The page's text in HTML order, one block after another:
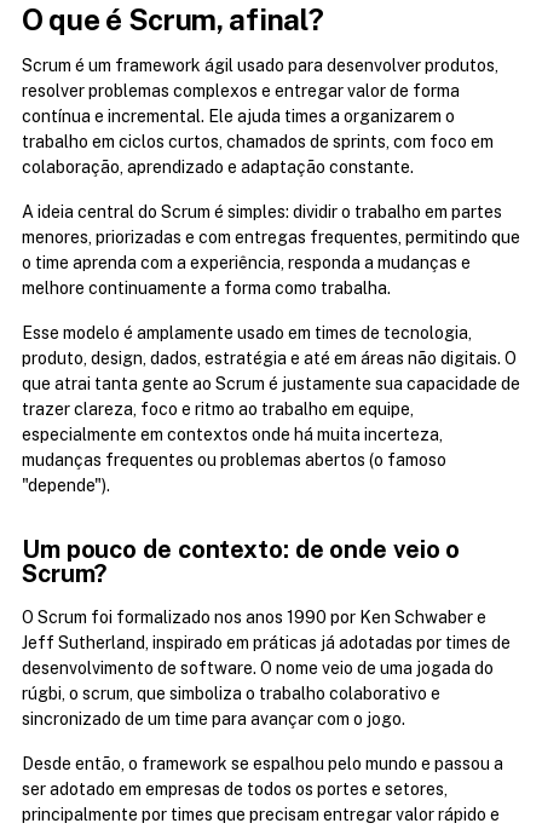
O que é Scrum, afinal?
Scrum é um framework ágil usado para desenvolver produtos,
resolver problemas complexos e entregar valor de forma
contínua e incremental. Ele ajuda times a organizarem o
trabalho em ciclos curtos, chamados de sprints, com foco em
colaboração, aprendizado e adaptação constante.
A ideia central do Scrum é simples: dividir o trabalho em partes
menores, priorizadas e com entregas frequentes, permitindo que
o time aprenda com a experiência, responda a mudanças e
melhore continuamente a forma como trabalha.
Esse modelo é amplamente usado em times de tecnologia,
produto, design, dados, estratégia e até em áreas não digitais. O
que atrai tanta gente ao Scrum é justamente sua capacidade de
trazer clareza, foco e ritmo ao trabalho em equipe,
especialmente em contextos onde há muita incerteza,
mudanças frequentes ou problemas abertos (o famoso
"depende").
Um pouco de contexto: de onde veio o
Scrum?
O Scrum foi formalizado nos anos 1990 por Ken Schwaber e
Jeff Sutherland, inspirado em práticas já adotadas por times de
desenvolvimento de software. O nome veio de uma jogada do
rúgbi, o scrum, que simboliza o trabalho colaborativo e
sincronizado de um time para avançar com o jogo.
Desde então, o framework se espalhou pelo mundo e passou a
ser adotado em empresas de todos os portes e setores,
principalmente por times que precisam entregar valor rápido e